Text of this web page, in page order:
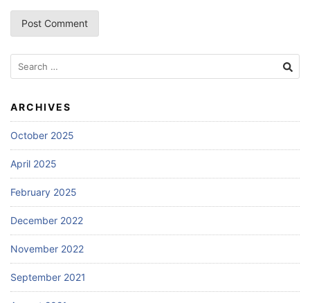
Search
for:
ARCHIVES
October 2025
April 2025
February 2025
December 2022
November 2022
September 2021